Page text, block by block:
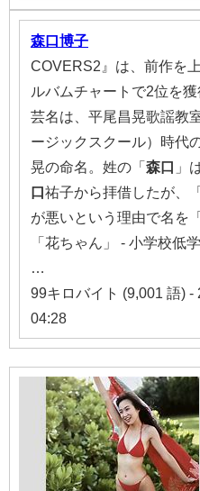
森口博子
COVERS2』は、前作を
ルバムチャートで2位を獲
芸名は、平尾昌晃歌謡教
ージックスクール）時代
晃の命名。姓の「 森口 」
口 祐子から拝借したが、「
が悪いという理由で名を「
「花ちゃん」 - 小学校低
99キロバイト (9,001 語) -
04:28